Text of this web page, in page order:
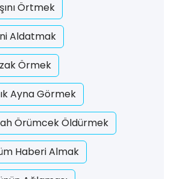
Örtmek
Aldatmak
Örmek
Ayna Görmek
Örümcek Öldürmek
Haberi Almak